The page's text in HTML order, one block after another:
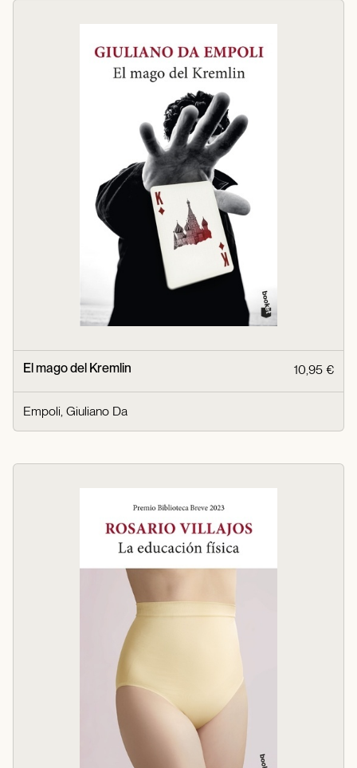
El mago del Kremlin 10,95 €
Empoli, Giuliano Da